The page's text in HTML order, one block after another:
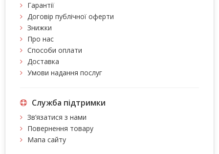
Гарантії
Договір публічної оферти
Знижки
Про нас
Способи оплати
Доставка
Умови надання послуг
Служба підтримки
Зв’язатися з нами
Повернення товару
Мапа сайту